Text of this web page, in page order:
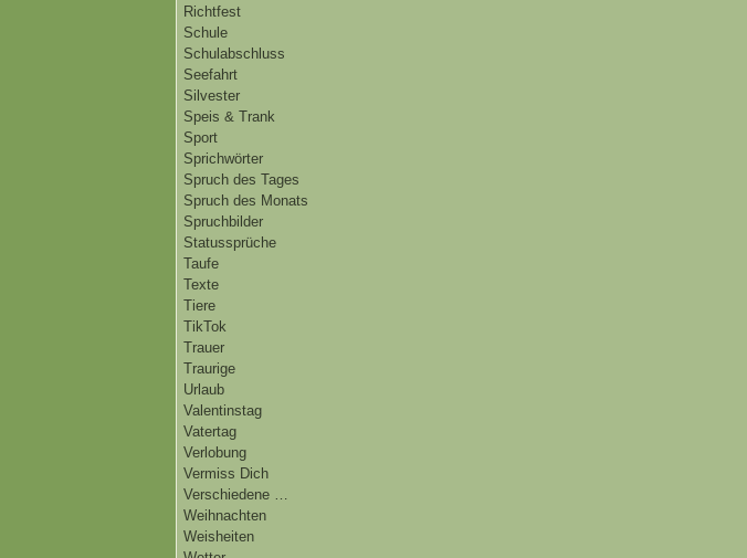
Richtfest
Schule
Schulabschluss
Seefahrt
Silvester
Speis & Trank
Sport
Sprichwörter
Spruch des Tages
Spruch des Monats
Spruchbilder
Statussprüche
Taufe
Texte
Tiere
TikTok
Trauer
Traurige
Urlaub
Valentinstag
Vatertag
Verlobung
Vermiss Dich
Verschiedene …
Weihnachten
Weisheiten